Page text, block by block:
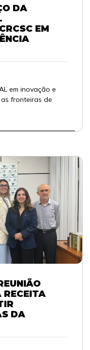
DA
EM
em inovação e
fronteiras de
RECEITA
DA